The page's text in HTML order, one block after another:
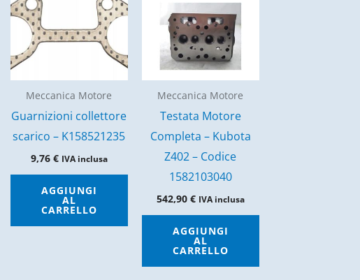
Meccanica Motore
Guarnizioni collettore
scarico – K158521235
9,76 € IVA inclusa
AGGIUNGI
AL
CARRELLO
Meccanica Motore
Testata Motore
Completa – Kubota
Z402 – Codice
1582103040
542,90 € IVA inclusa
AGGIUNGI
AL
CARRELLO